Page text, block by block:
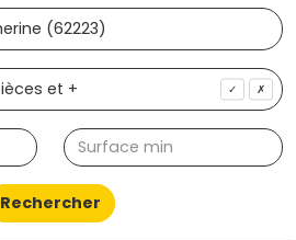
✓ ✗
Rechercher